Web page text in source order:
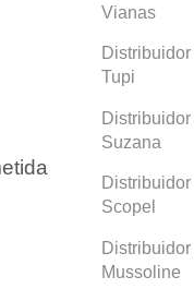
Vianas
Tupi
Suzana
Scopel
Mussoline